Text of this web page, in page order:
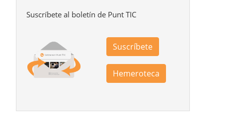
Suscríbete al boletín de Punt TIC
Suscríbete
Hemeroteca